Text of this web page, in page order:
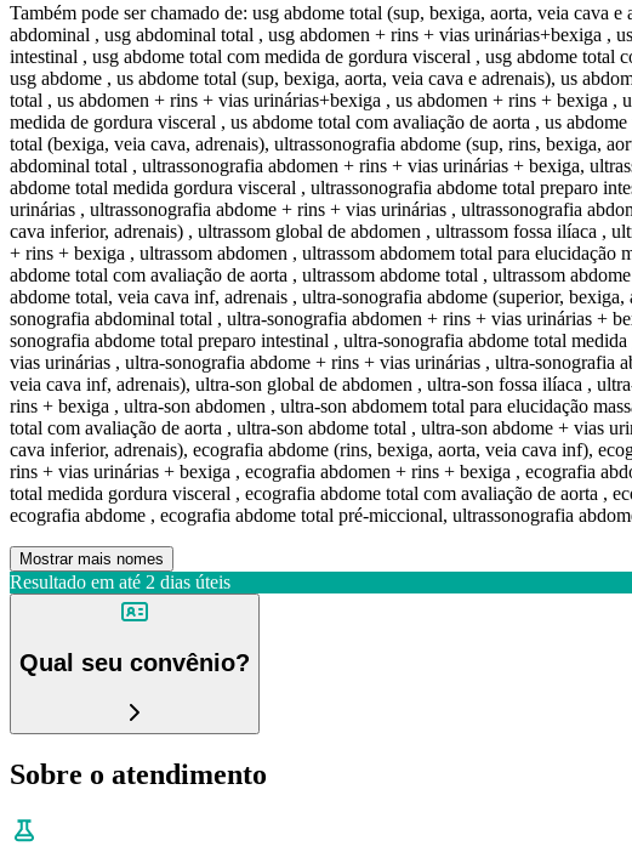
Também pode ser chamado de: usg abdome total (sup, bexiga, aorta, veia cava
abdominal , usg abdominal total , usg abdomen + rins + vias urinárias+bexiga ,
intestinal , usg abdome total com medida de gordura visceral , usg abdome
usg abdome , us abdome total (sup, bexiga, aorta, veia cava e adrenais), us
total , us abdomen + rins + vias urinárias+bexiga , us abdomen + rins + bexiga ,
medida de gordura visceral , us abdome total com avaliação de aorta , us
total (bexiga, veia cava, adrenais), ultrassonografia abdome (sup, rins, bexiga,
abdominal total , ultrassonografia abdomen + rins + vias urinárias + bexiga,
abdome total medida gordura visceral , ultrassonografia abdome total preparo
urinárias , ultrassonografia abdome + rins + vias urinárias , ultrassonografia
cava inferior, adrenais) , ultrassom global de abdomen , ultrassom fossa ilíaca ,
+ rins + bexiga , ultrassom abdomen , ultrassom abdomem total para
abdome total com avaliação de aorta , ultrassom abdome total , ultrassom
abdome total, veia cava inf, adrenais , ultra-sonografia abdome (superior,
sonografia abdominal total , ultra-sonografia abdomen + rins + vias urinárias +
sonografia abdome total preparo intestinal , ultra-sonografia abdome total
vias urinárias , ultra-sonografia abdome + rins + vias urinárias , ultra-sonografia
veia cava inf, adrenais), ultra-son global de abdomen , ultra-son fossa ilíaca ,
rins + bexiga , ultra-son abdomen , ultra-son abdomem total para elucidação
total com avaliação de aorta , ultra-son abdome total , ultra-son abdome + vias
cava inferior, adrenais), ecografia abdome (rins, bexiga, aorta, veia cava inf),
rins + vias urinárias + bexiga , ecografia abdomen + rins + bexiga , ecografia
total medida gordura visceral , ecografia abdome total com avaliação de aorta ,
ecografia abdome , ecografia abdome total pré-miccional, ultrassonografia
Mostrar mais nomes
Resultado em até 2 dias úteis
Qual seu convênio?
Sobre o atendimento